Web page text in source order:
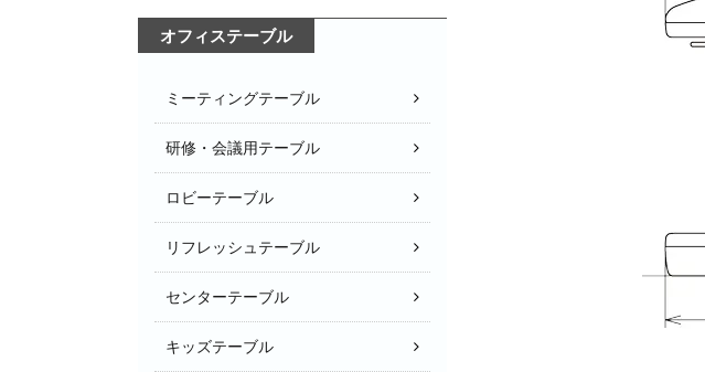
オフィステーブル
ミーティングテーブル
研修・会議用テーブル
ロビーテーブル
リフレッシュテーブル
センターテーブル
キッズテーブル